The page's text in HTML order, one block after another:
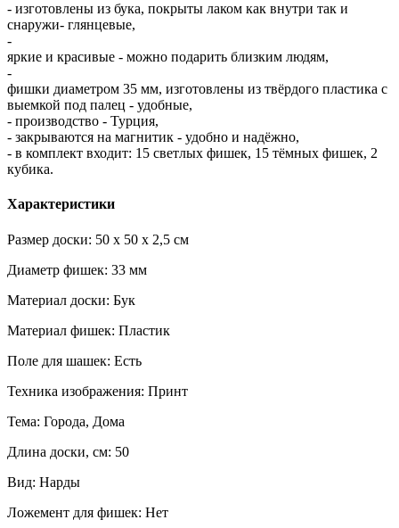
- изготовлены из бука, покрыты лаком как внутри так и
снаружи- глянцевые,
-
яркие и красивые - можно подарить близким людям,
-
фишки диаметром 35 мм, изготовлены из твёрдого пластика с
выемкой под палец - удобные,
- производство - Турция,
- закрываются на магнитик - удобно и надёжно,
- в комплект входит: 15 светлых фишек, 15 тёмных фишек, 2
кубика.
Характеристики
Размер доски: 50 x 50 x 2,5 см
Диаметр фишек: 33 мм
Материал доски: Бук
Материал фишек: Пластик
Поле для шашек: Есть
Техника изображения: Принт
Тема: Города, Дома
Длина доски, см: 50
Вид: Нарды
Ложемент для фишек: Нет